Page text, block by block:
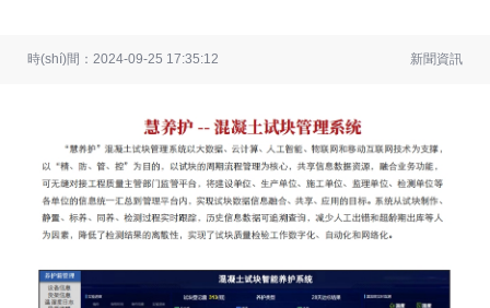
時(shí)間：2024-09-25 17:35:12 新聞資訊